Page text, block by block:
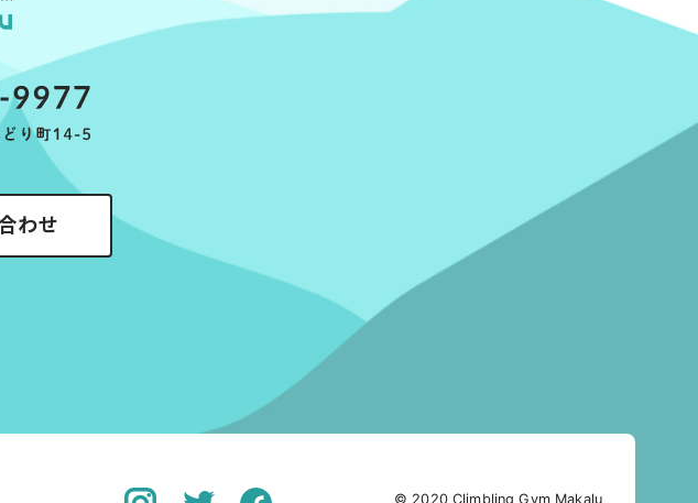
わせ
© 2020 Climbling Gym Makalu